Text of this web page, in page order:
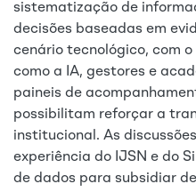
sistematização de
decisões baseadas em
cenário tecnológico, com
como a IA, gestores e
paineis de
possibilitam reforçar a
institucional. As
experiência do IJSN e do
de dados para subsidiar